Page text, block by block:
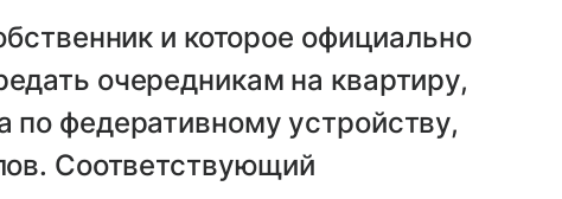
и которое официально
очередникам на квартиру,
федеративному устройству,
Соответствующий